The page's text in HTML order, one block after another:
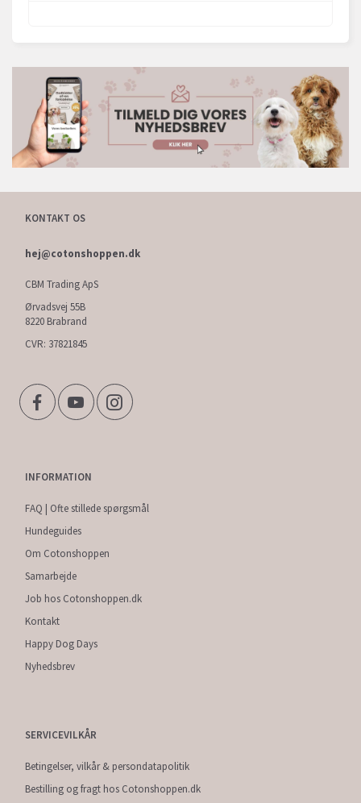
KONTAKT OS
hej@cotonshoppen.dk
CBM Trading ApS
Ørvadsvej 55B
8220 Brabrand
CVR: 37821845
INFORMATION
FAQ | Ofte stillede spørgsmål
Hundeguides
Om Cotonshoppen
Samarbejde
Job hos Cotonshoppen.dk
Kontakt
Happy Dog Days
Nyhedsbrev
SERVICEVILKÅR
Betingelser, vilkår & persondatapolitik
Bestilling og fragt hos Cotonshoppen.dk